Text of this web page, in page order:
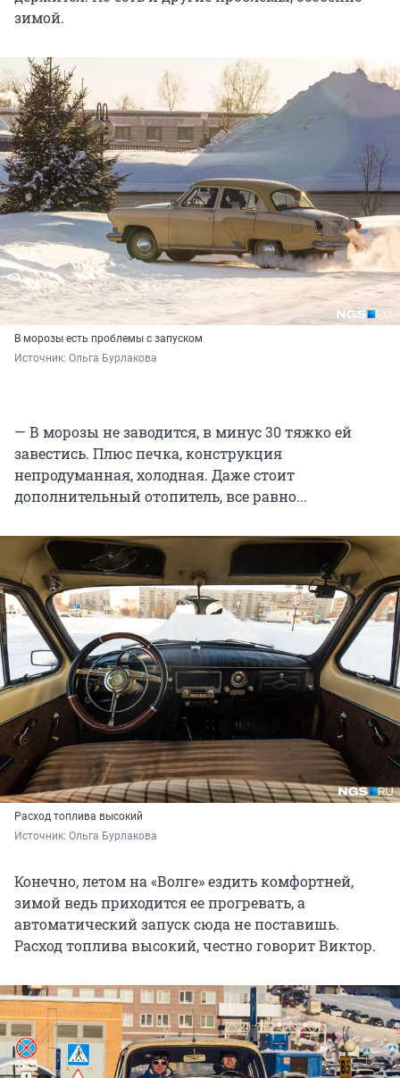
зимой.
В морозы есть проблемы с запуском
Источник: Ольга Бурлакова
— В морозы не заводится, в минус 30 тяжко ей
завестись. Плюс печка, конструкция
непродуманная, холодная. Даже стоит
дополнительный отопитель, все равно...
Расход топлива высокий
Источник: Ольга Бурлакова
Конечно, летом на «Волге» ездить комфортней,
зимой ведь приходится ее прогревать, а
автоматический запуск сюда не поставишь.
Расход топлива высокий, честно говорит Виктор.